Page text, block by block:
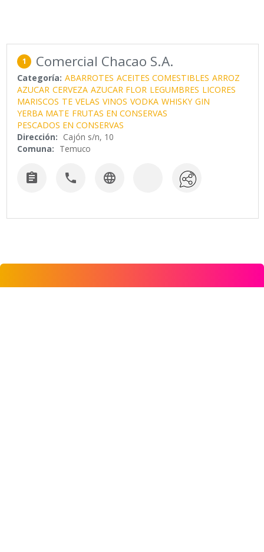
1 Comercial Chacao S.A.
Categoría: ABARROTES ACEITES COMESTIBLES ARROZ
AZUCAR CERVEZA AZUCAR FLOR LEGUMBRES LICORES
MARISCOS TE VELAS VINOS VODKA WHISKY GIN
YERBA MATE FRUTAS EN CONSERVAS
PESCADOS EN CONSERVAS
Dirección: Cajón s/n, 10
Comuna: Temuco
  